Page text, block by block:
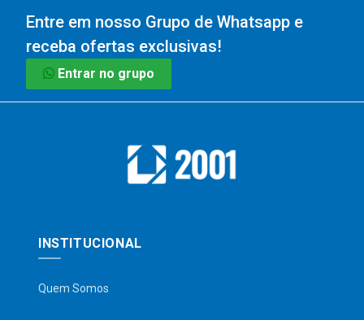
Entre em nosso Grupo de Whatsapp e
receba ofertas exclusivas!
Entrar no grupo
INSTITUCIONAL
Quem Somos